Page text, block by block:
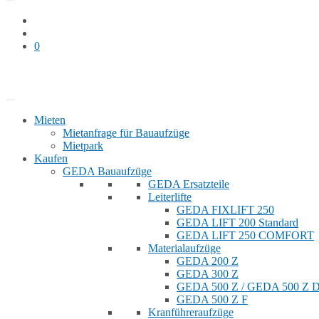
0
Mieten
Mietanfrage für Bauaufzüge
Mietpark
Kaufen
GEDA Bauaufzüge
GEDA Ersatzteile
Leiterlifte
GEDA FIXLIFT 250
GEDA LIFT 200 Standard
GEDA LIFT 250 COMFORT
Materialaufzüge
GEDA 200 Z
GEDA 300 Z
GEDA 500 Z / GEDA 500 Z
GEDA 500 Z F
Kranführeraufzüge